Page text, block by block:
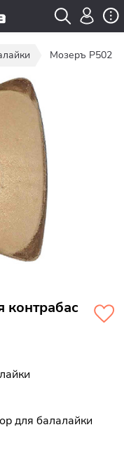
Мозеръ P502
контрабас
для балалайки